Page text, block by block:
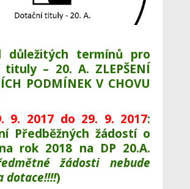
důležitých termínů pro
tituly – 20. A. ZLEPŠENÍ
PODMÍNEK V CHOVU
9. 2017 do 29. 9. 2017:
Předběžných žádostí o
rok 2018 na DP 20.A.
žádosti nebude
dotace!!!!)